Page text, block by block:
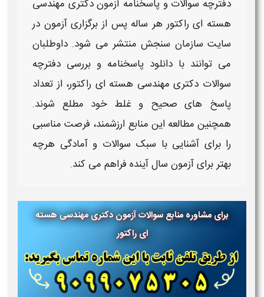
دفترچه سوالات و پاسخنامه آزمون دکتری مهندسی
هسته ای راکتورهر ساله پس از برگزاریآزمون در
سایت سازمان سنجش منتشر می‌ شود. داوطلبان
می‌ توانند با دانلود پاسخنامه و بررسی دفترچه
سوالات دکتری مهندسی هسته ای راکتور، از تعداد
پاسخ‌ های صحیح و غلط خود مطلع شوند.
همچنین مطالعه این منابع ارزشمند، فرصت مناسبی
را برای آشنایی با سبک سوالات و آمادگی هرچه
بهتر برایآزمون سال آینده فراهم می‌ کند.
برای مشاوره منابع سوالات آزمون دکتری مهندسی هسته
ای راکتور